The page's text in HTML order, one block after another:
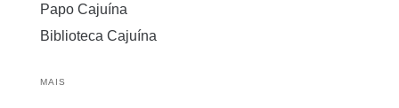
Papo Cajuína
Biblioteca Cajuína
MAIS